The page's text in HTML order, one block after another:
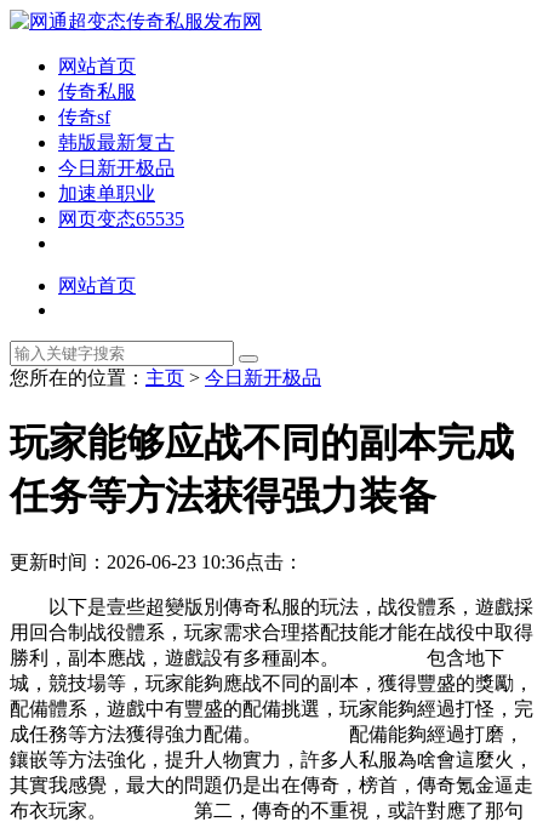
网站首页
传奇私服
传奇sf
韩版最新复古
今日新开极品
加速单职业
网页变态65535
网站首页
您所在的位置： 主页 > 今日新开极品
玩家能够应战不同的副本完成
任务等方法获得强力装备
更新时间：2026-06-23 10:36点击：
以下是壹些超變版別傳奇私服的玩法，战役體系，遊戲採
用回合制战役體系，玩家需求合理搭配技能才能在战役中取得
勝利，副本應战，遊戲設有多種副本。 包含地下
城，競技場等，玩家能夠應战不同的副本，獲得豐盛的獎勵，
配備體系，遊戲中有豐盛的配備挑選，玩家能夠經過打怪，完
成任務等方法獲得強力配備。 配備能夠經過打磨，
鑲嵌等方法強化，提升人物實力，許多人私服為啥會這麼火，
其實我感覺，最大的問題仍是出在傳奇，榜首，傳奇氪金逼走
布衣玩家。 第二，傳奇的不重視，或許對應了那句